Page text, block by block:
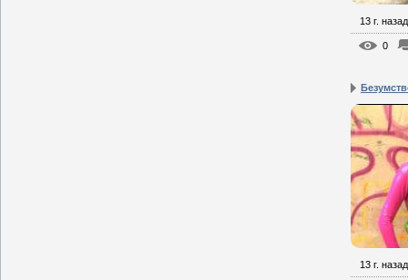
13 г. назад
0
13 г. назад